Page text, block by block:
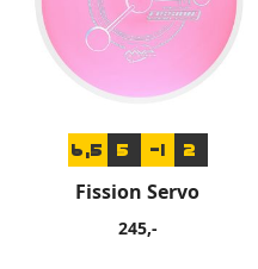
6,5 5 -1 2
Fission Servo
245,-